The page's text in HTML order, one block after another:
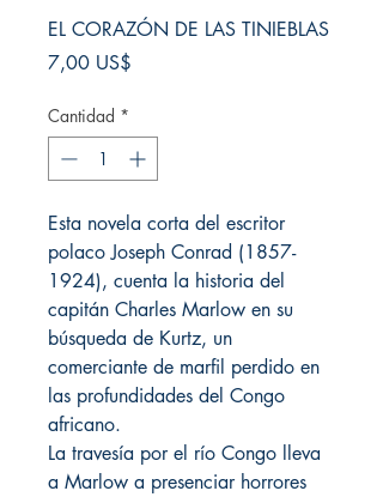
EL CORAZÓN DE LAS TINIEBLAS
7,00 US$
Cantidad *
Esta novela corta del escritor
polaco Joseph Conrad (1857-
1924), cuenta la historia del
capitán Charles Marlow en su
búsqueda de Kurtz, un
comerciante de marfil perdido en
las profundidades del Congo
africano.
La travesía por el río Congo lleva
a Marlow a presenciar horrores